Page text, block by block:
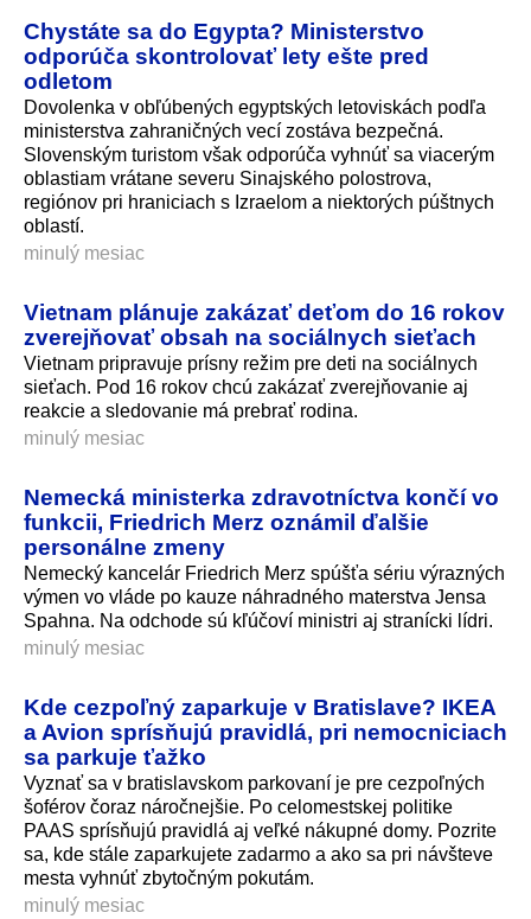
Chystáte sa do Egypta? Ministerstvo
odporúča skontrolovať lety ešte pred
odletom
Dovolenka v obľúbených egyptských letoviskách podľa
ministerstva zahraničných vecí zostáva bezpečná.
Slovenským turistom však odporúča vyhnúť sa viacerým
oblastiam vrátane severu Sinajského polostrova,
regiónov pri hraniciach s Izraelom a niektorých púštnych
oblastí.
minulý mesiac
Vietnam plánuje zakázať deťom do 16 rokov
zverejňovať obsah na sociálnych sieťach
Vietnam pripravuje prísny režim pre deti na sociálnych
sieťach. Pod 16 rokov chcú zakázať zverejňovanie aj
reakcie a sledovanie má prebrať rodina.
minulý mesiac
Nemecká ministerka zdravotníctva končí vo
funkcii, Friedrich Merz oznámil ďalšie
personálne zmeny
Nemecký kancelár Friedrich Merz spúšťa sériu výrazných
výmen vo vláde po kauze náhradného materstva Jensa
Spahna. Na odchode sú kľúčoví ministri aj stranícki lídri.
minulý mesiac
Kde cezpoľný zaparkuje v Bratislave? IKEA
a Avion sprísňujú pravidlá, pri nemocniciach
sa parkuje ťažko
Vyznať sa v bratislavskom parkovaní je pre cezpoľných
šoférov čoraz náročnejšie. Po celomestskej politike
PAAS sprísňujú pravidlá aj veľké nákupné domy. Pozrite
sa, kde stále zaparkujete zadarmo a ako sa pri návšteve
mesta vyhnúť zbytočným pokutám.
minulý mesiac